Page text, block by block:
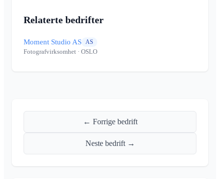
Relaterte bedrifter
Moment Studio AS AS
Fotografvirksomhet · OSLO
← Forrige bedrift
Neste bedrift →